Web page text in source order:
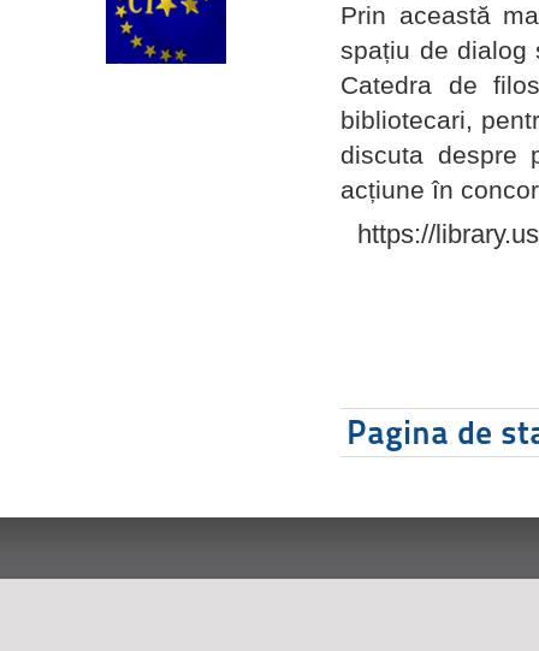
Prin această
spațiu de dialog
Catedra de
bibliotecari,
discuta despre
acțiune în
https://
Pagina de